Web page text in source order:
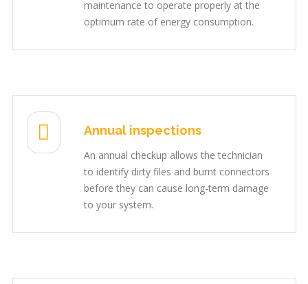
maintenance to operate properly at the
optimum rate of energy consumption.
Annual inspections
An annual checkup allows the technician
to identify dirty files and burnt connectors
before they can cause long-term damage
to your system.